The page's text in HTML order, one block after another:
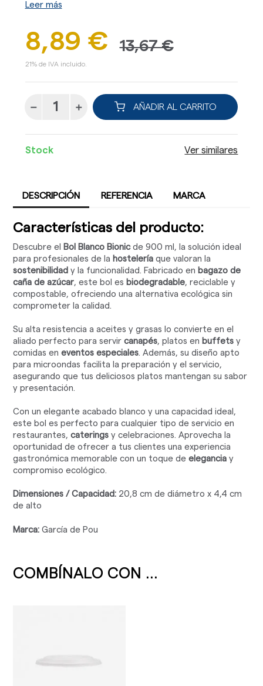
Leer más
8,89 € 13,67 €
21% de IVA incluido.
AÑADIR AL CARRITO
Stock Ver similares
DESCRIPCIÓN REFERENCIA MARCA
Características del producto:
Descubre el Bol Blanco Bionicde 900 ml, la solución ideal
para profesionales de la hostelería que valoran la
sostenibilidad y la funcionalidad. Fabricado en bagazo de
caña de azúcar, este bol es biodegradable, reciclable y
compostable, ofreciendo una alternativa ecológica sin
comprometer la calidad.
Su alta resistencia a aceites y grasas lo convierte en el
aliado perfecto para servircanapés, platos en buffets y
comidas eneventos especiales. Además, su diseño apto
para microondas facilita la preparación y el servicio,
asegurando que tus deliciosos platos mantengan su sabor
y presentación.
Con un elegante acabado blanco y una capacidad ideal,
este bol es perfecto para cualquier tipo de servicio en
restaurantes,caterings y celebraciones. Aprovecha la
oportunidad de ofrecer a tus clientes una experiencia
gastronómica memorable con un toque deelegancia y
compromiso ecológico.
Dimensiones / Capacidad: 20,8 cm de diámetro x 4,4 cm
de alto
Marca: García de Pou
COMBÍNALO CON ...